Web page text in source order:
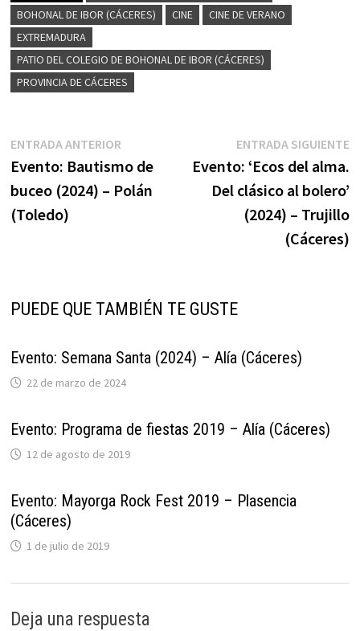
BOHONAL DE IBOR (CÁCERES)
CINE
CINE DE VERANO
EXTREMADURA
PATIO DEL COLEGIO DE BOHONAL DE IBOR (CÁCERES)
PROVINCIA DE CÁCERES
Navegación
de
entradas
ENTRADA ANTERIOREntrada
anterior:
Evento: Bautismo de
buceo (2024) – Polán
(Toledo)
ENTRADA SIGUIENTE
Evento: ‘Ecos del alma.
Del clásico al bolero’
(2024) – Trujillo
(Cáceres)
PUEDE QUE TAMBIÉN TE GUSTE
Evento: Semana Santa (2024) – Alía (Cáceres)
22 de marzo de 2024
Evento: Programa de fiestas 2019 – Alía (Cáceres)
12 de agosto de 2019
Evento: Mayorga Rock Fest 2019 – Plasencia
(Cáceres)
1 de julio de 2019
Deja una respuesta